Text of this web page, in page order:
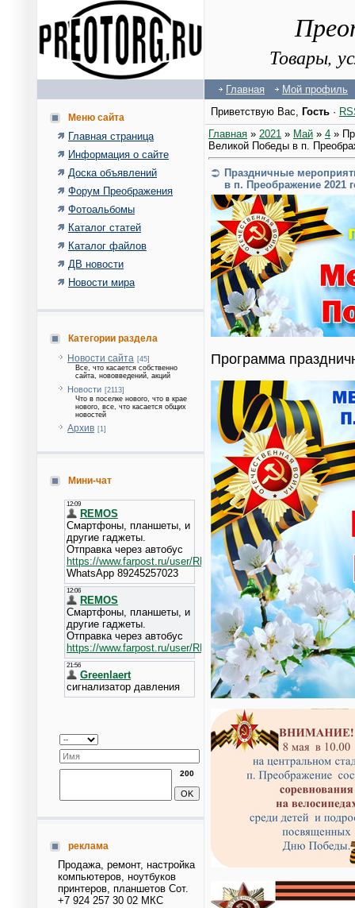
Товары,
Главная Мой профиль
Меню сайта
Главная страница
Информация о сайте
Доска объявлений
Форум Преображения
Фотоальбомы
Каталог статей
Каталог файлов
ДВ новости
Новости мира
Категории раздела
Новости сайта [45]
Все, что касается собственно
сайта, нововведений, акций
Новости [2113]
Что в поселке нового, что в крае
нового, все, что касается общих
новостей
Архив [1]
Мини-чат
200
реклама
Продажа, ремонт, настройка
компьютеров, ноутбуков
принтеров, планшетов Сот.
+7 924 257 30 02 МКС
Приветствую Вас, Гость ·
Главная » 2021 » Май » 4 »
Великой Победы в п.
Праздничные
в п. Преображение 2021
Программа